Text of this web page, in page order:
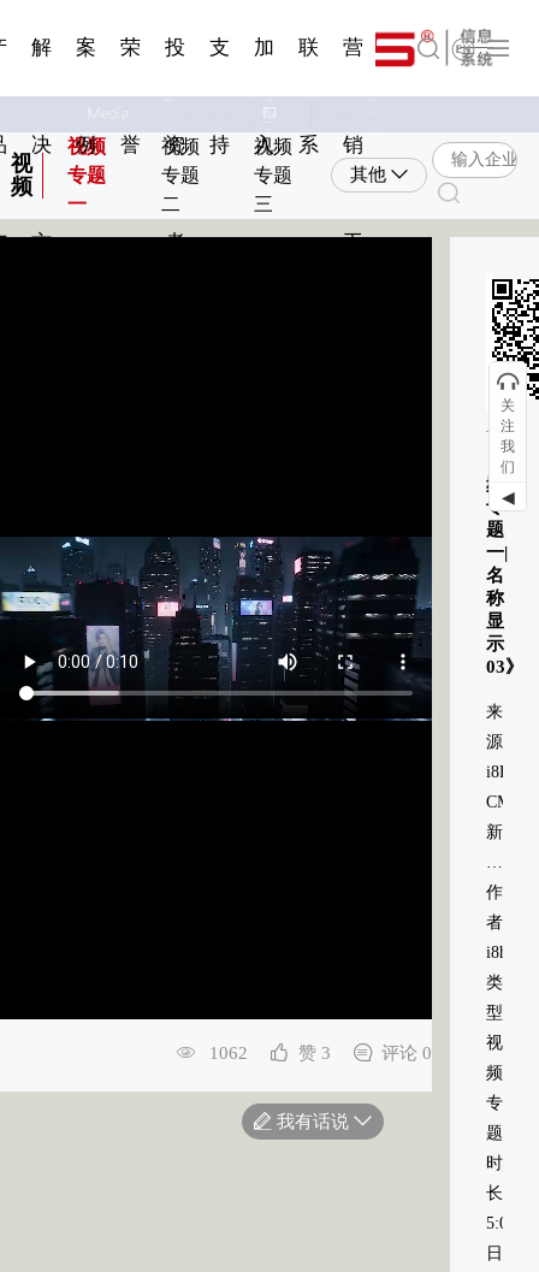
解
决
方
案
例
荣
誉
投
资
者
支
持
加
入
联
系
营
销
工
English
视
频
视频
专题
一
视频
专题
二
视频
专题
三
其他
1062 赞 3 评论 0
我有话说
环
扫
动
《视
频
专
题
一|
名
称
显
示
03》
来
源：
CMS
新
媒
体
信
息
系
统
作
者：
i8home
类
型：
视
频
专
题
时
长：
5:00
日
关
注
我
们
◀